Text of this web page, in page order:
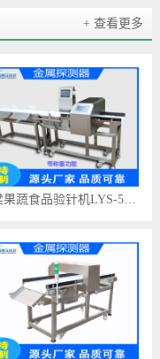
+ 查看更多
吕梁果蔬食品验针机LYS-506B